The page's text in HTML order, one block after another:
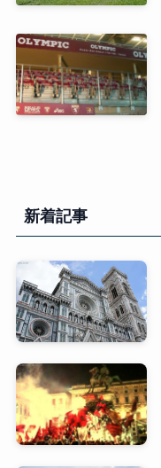
新着記事